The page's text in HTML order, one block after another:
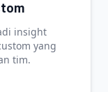
insight
yang
tim.